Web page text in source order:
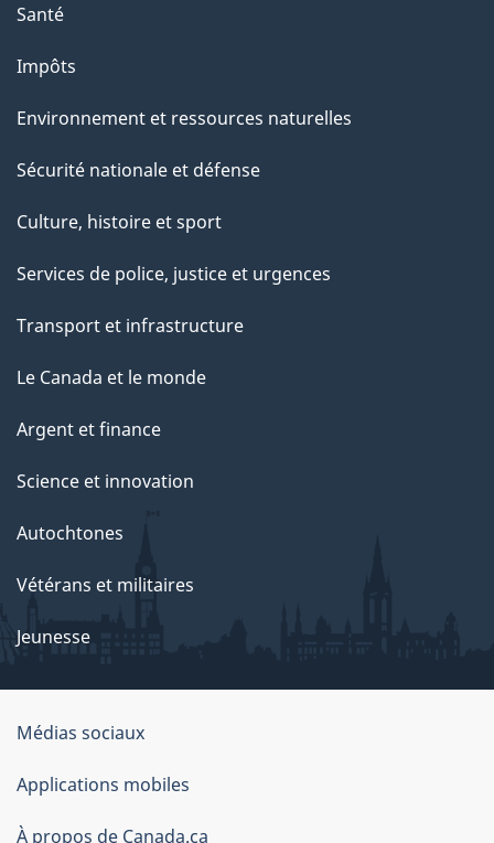
s
u
c
e
t
e
a
g
Santé
Impôts
Environnement et ressources naturelles
Sécurité nationale et défense
Culture, histoire et sport
Services de police, justice et urgences
Transport et infrastructure
Le Canada et le monde
Argent et finance
Science et innovation
Autochtones
Vétérans et militaires
Jeunesse
À
propos
Médias sociaux
Applications mobiles
À propos de Canada.ca